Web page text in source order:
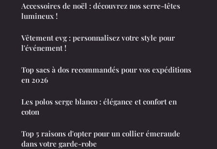
Accessoires de noël : découvrez nos serre-têtes
lumineux !
Vêtement evg : personnalisez votre style pour
l'événement !
Top sacs à dos recommandés pour vos expéditions
en 2026
Les polos serge blanco : élégance et confort en
coton
Top 5 raisons d'opter pour un collier émeraude
dans votre garde-robe